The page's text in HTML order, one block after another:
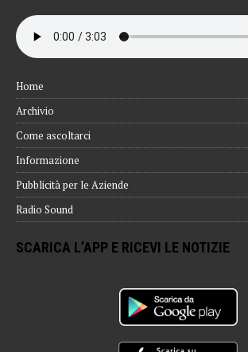
Home
Archivio
Come ascoltarci
Informazione
Pubblicità per le Aziende
Radio Sound
SCARICA L’APP E RICEVI LE NOTIZIE